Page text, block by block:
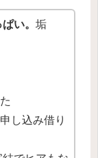
ぱい。垢
し込み借り